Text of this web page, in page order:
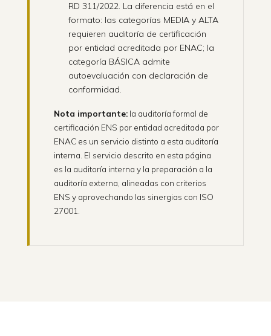
RD 311/2022. La diferencia está en el
formato: las categorías MEDIA y ALTA
requieren auditoría de certificación
por entidad acreditada por ENAC; la
categoría BÁSICA admite
autoevaluación con declaración de
conformidad.
Nota importante:la auditoría formal de
certificación ENS por entidad acreditada por
ENAC es un servicio distinto a esta auditoría
interna. El servicio descrito en esta página
es la auditoría interna y la preparación a la
auditoría externa, alineadas con criterios
ENS y aprovechando las sinergias con ISO
27001.